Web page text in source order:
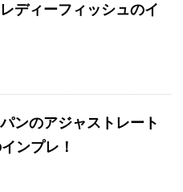
ディーフィッシュのイ
ンのアジャストレート
ンプレ！